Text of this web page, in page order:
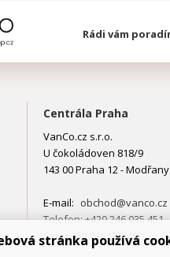
Rádi vám
Centrála Praha
VanCo.cz s.r.o.
U čokoládoven 818/9
143 00 Praha 12 - Modřany
E-mail: obchod@vanco.cz
Telefon: +420 246 035 451
Fax: +420 246 035 450
stránka používá